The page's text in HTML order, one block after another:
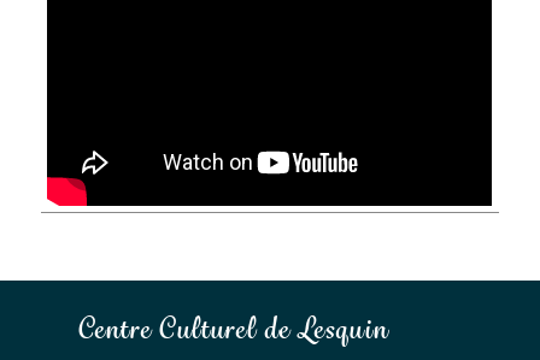
Centre Culturel de Lesquin